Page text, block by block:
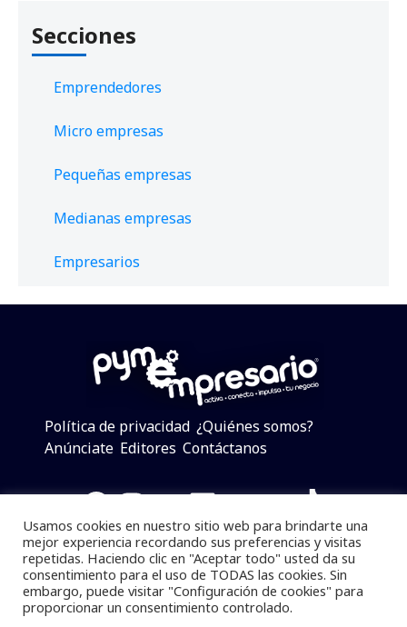
Secciones
Emprendedores
Micro empresas
Pequeñas empresas
Medianas empresas
Empresarios
Política de privacidad ¿Quiénes somos?
Anúnciate Editores Contáctanos
Facebook
Instagram
Twitter
LinkedIn
Telegram
YouTube
TikTok
Pymempresario © 2025 Todos los derechos reservados.
Se prohibe el uso de la información total o parcial sin
Usamos cookies en nuestro sitio web para brindarte una
mejor experiencia recordando sus preferencias y visitas
repetidas. Haciendo clic en "Aceptar todo" usted da su
consentimiento para el uso de TODAS las cookies. Sin
embargo, puede visitar "Configuración de cookies" para
proporcionar un consentimiento controlado.